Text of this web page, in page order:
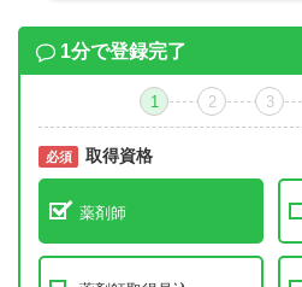
1分で登録完了
1 2 3
必須 取得資格
薬剤師